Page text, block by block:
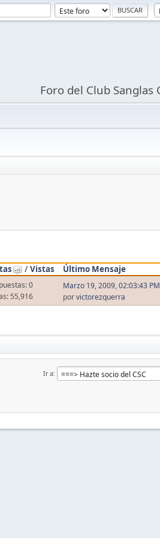
Foro del Club Sanglas
/Vistas
Último Mensaje
0
55,916
Marzo 19, 2009, 02:03:43 PM
porvictorezquerra
Ir a